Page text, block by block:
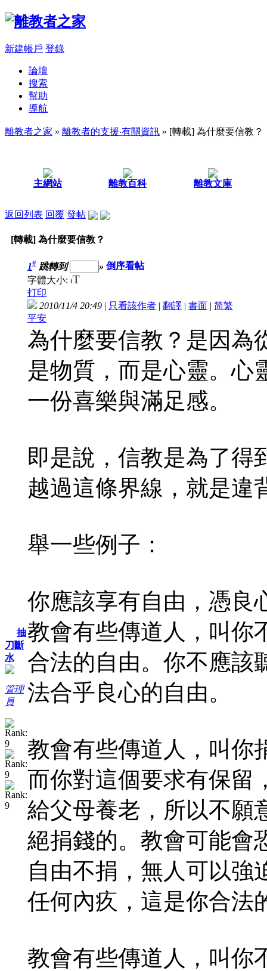
新建帳戶 登錄
論壇
搜索
幫助
導航
離教者之家 » 離教者的支援‧有關資訊 » [轉載] 為什麼要信教？
主網站 離教百科 離教文庫
返回列表 回覆 發帖
[轉載] 為什麼要信教？
抽
刀斷
水
管理
員
1# 跳轉到 » 倒序看帖
字體大小: tT
打印
2010/11/4 20:49 | 只看該作者 | 翻譯 | 書面 | 简繁
平安
為什麼要信教？是因為
是物質，而是心靈。心
一份喜樂與滿足感。
即是說，信教是為了得
越過這條界線，就是違
舉一些例子：
你應該享有自由，憑良
教會有些傳道人，叫你
合法的自由。你不應該
法合乎良心的自由。
教會有些傳道人，叫你
而你對這個要求有保留
給父母養老，所以不願
絕捐錢的。教會可能會
自由不捐，無人可以強
任何內疚，這是你合法
教會有些傳道人，叫你